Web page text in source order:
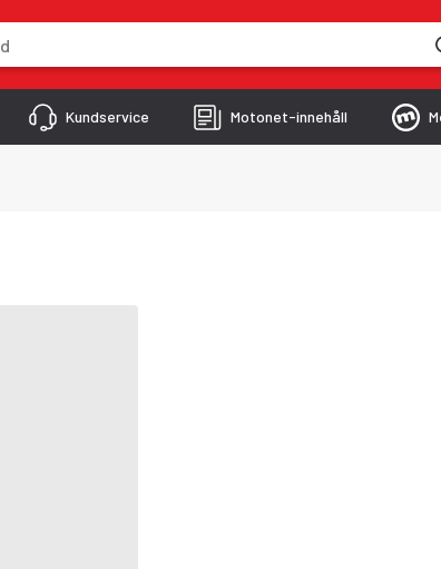
Kundservice Motonet-innehåll